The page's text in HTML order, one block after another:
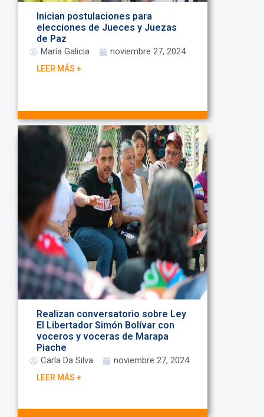
Inician postulaciones para
elecciones de Jueces y Juezas
de Paz
María Galicia noviembre 27, 2024
LEER MÁS +
Realizan conversatorio sobre Ley
El Libertador Simón Bolívar con
voceros y voceras de Marapa
Piache
Carla Da Silva noviembre 27, 2024
LEER MÁS +